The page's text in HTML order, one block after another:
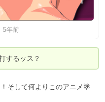
5年前
するッス？
そして何よりこのアニメ塗